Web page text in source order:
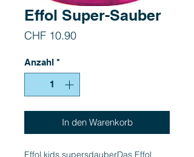
Effol Super-Sauber
CHF 10.90Preis
Anzahl *
In den Warenkorb
Effol kids supersdauberDas Effol